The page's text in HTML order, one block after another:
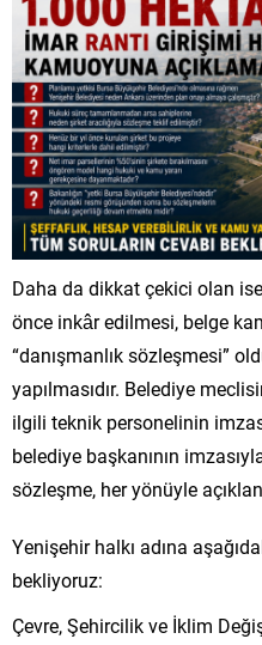
Daha da dikkat çekici olan
önce inkâr edilmesi, belge
“danışmanlık sözleşmesi”
yapılmasıdır. Belediye
ilgili teknik personelinin
belediye başkanının
sözleşme, her yönüyle
Yenişehir halkı adına
bekliyoruz:
Çevre, Şehircilik ve İklim